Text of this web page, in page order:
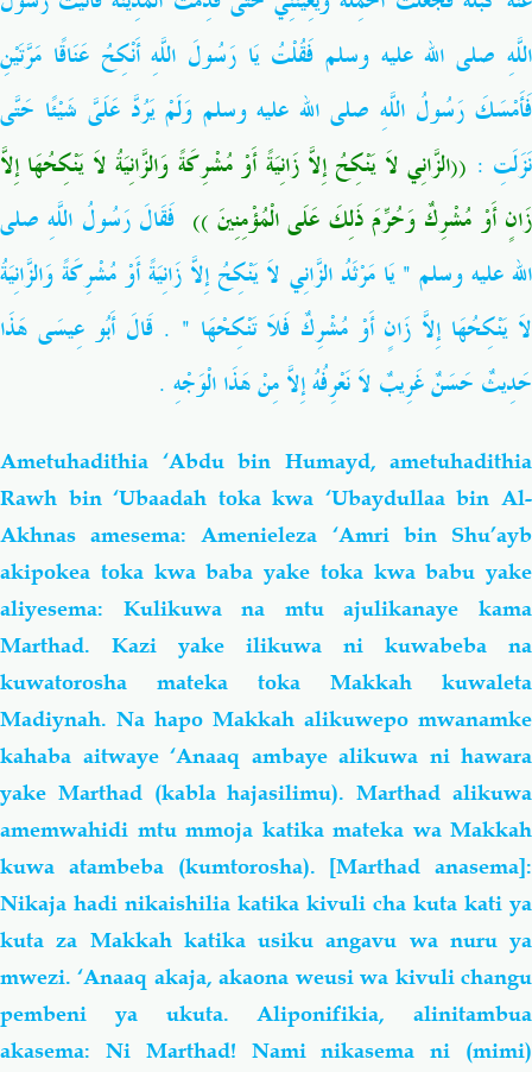
اللَّهِ صلى الله عليه وسلم فَقُلْتُ يَا رَسُولَ اللَّهِ أَنْكِحُ عَنَاقًا مَرَّتَيْنِ
فَأَمْسَكَ رَسُولُ اللَّهِ صلى الله عليه وسلم وَلَمْ يَرُدَّ عَلَىَّ شَيْئًا حَتَّى
نَزَلَتِ ‏:‏ ((الزَّانِي لاَ يَنْكِحُ إِلاَّ زَانِيَةً أَوْ مُشْرِكَةً وَالزَّانِيَةُ لاَ يَنْكِحُهَا إِلاَّ
زَانٍ أَوْ مُشْرِكٌ وَحُرِّمَ ذَلِكَ عَلَى الْمُؤْمِنِينَ ‏)) فَقَالَ رَسُولُ اللَّهِ صلى
الله عليه وسلم ‏"‏ يَا مَرْثَدُ الزَّانِي لاَ يَنْكِحُ إِلاَّ زَانِيَةً أَوْ مُشْرِكَةً وَالزَّانِيَةُ
لاَ يَنْكِحُهَا إِلاَّ زَانٍ أَوْ مُشْرِكٌ فَلاَ تَنْكِحْهَا ‏"‏ ‏.‏ قَالَ أَبُو عِيسَى هَذَا
حَدِيثٌ حَسَنٌ غَرِيبٌ لاَ نَعْرِفُهُ إِلاَّ مِنْ هَذَا الْوَجْهِ ‏.‏
Ametuhadithia ‘Abdu bin Humayd, ametuhadithia
Rawh bin ‘Ubaadah toka kwa ‘Ubaydullaa bin Al-
Akhnas amesema: Amenieleza ‘Amri bin Shu’ayb
akipokea toka kwa baba yake toka kwa babu yake
aliyesema: Kulikuwa na mtu ajulikanaye kama
Marthad. Kazi yake ilikuwa ni kuwabeba na
kuwatorosha mateka toka Makkah kuwaleta
Madiynah. Na hapo Makkah alikuwepo mwanamke
kahaba aitwaye ‘Anaaq ambaye alikuwa ni hawara
yake Marthad (kabla hajasilimu). Marthad alikuwa
amemwahidi mtu mmoja katika mateka wa Makkah
kuwa atambeba (kumtorosha). [Marthad anasema]:
Nikaja hadi nikaishilia katika kivuli cha kuta kati ya
kuta za Makkah katika usiku angavu wa nuru ya
mwezi. ‘Anaaq akaja, akaona weusi wa kivuli changu
pembeni ya ukuta. Aliponifikia, alinitambua
akasema: Ni Marthad! Nami nikasema ni (mimi)